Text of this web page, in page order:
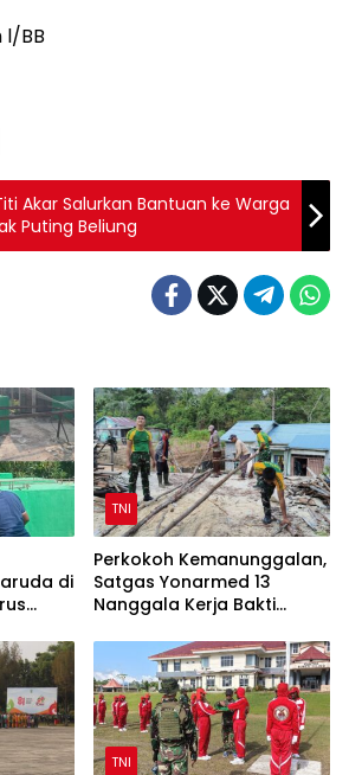
l/BB
Akar Salurkan Bantuan ke Warga
Puting Beliung
di
TNI
Perkokoh Kemanunggalan,
Satgas Yonarmed 13
Nanggala Kerja Bakti
di Kapuas Hulu
TNI